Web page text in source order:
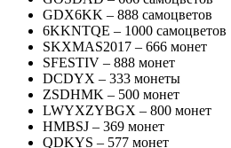
GDX6KK – 888 самоцветов
6KKNTQE – 1000 самоцветов
SKXMAS2017 – 666 монет
SFESTIV – 888 монет
DCDYX – 333 монеты
ZSDHMK – 500 монет
LWYXZYBGX – 800 монет
HMBSJ – 369 монет
QDKYS – 577 монет